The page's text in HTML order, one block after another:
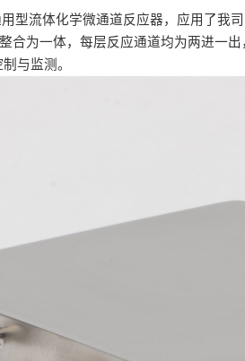
型流体化学微通道反应器，应用了我
合为一体，每层反应通道均为两进一
与监测。